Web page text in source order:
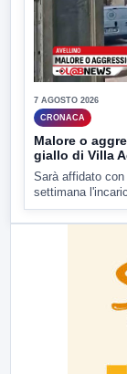
7 AGOSTO 2026
CRONACA
Malore o
giallo di Villa
Sarà affidato
settimana